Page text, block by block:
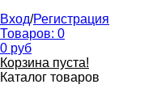
Вход/Регистрация
Товаров: 0
0 руб
Корзина пуста!
Каталог товаров